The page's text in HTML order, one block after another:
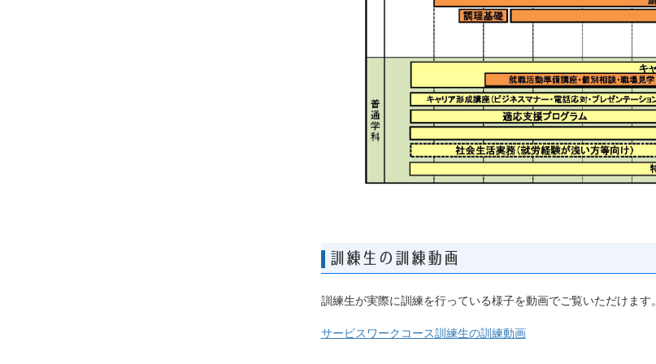
訓練生の訓練動画
訓練生が実際に訓練を行っている様子を動画でご覧いただけます。
サービスワークコース訓練生の訓練動画